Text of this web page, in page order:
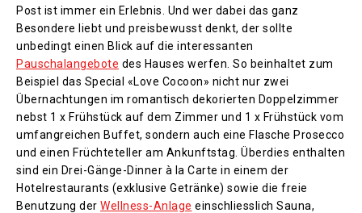
Post ist immer ein Erlebnis. Und wer dabei das ganz
Besondere liebt und preisbewusst denkt, der sollte
unbedingt einen Blick auf die interessanten
Pauschalangebote des Hauses werfen. So beinhaltet zum
Beispiel das Special «Love Cocoon» nicht nur zwei
Übernachtungen im romantisch dekorierten Doppelzimmer
nebst 1 x Frühstück auf dem Zimmer und 1 x Frühstück vom
umfangreichen Buffet, sondern auch eine Flasche Prosecco
und einen Früchteteller am Ankunftstag. Überdies enthalten
sind ein Drei-Gänge-Dinner à la Carte in einem der
Hotelrestaurants (exklusive Getränke) sowie die freie
Benutzung der Wellness-Anlage einschliesslich Sauna,